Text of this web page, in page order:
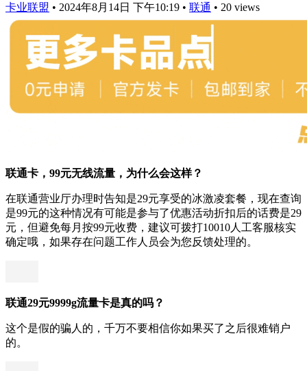
卡业联盟 • 2024年8月14日 下午10:19 • 联通 • 20 views
联通卡，99元无线流量，为什么会这样？
在联通营业厅办理时告知是29元享受的冰激凌套餐，现在查询
是99元的这种情况有可能是参与了优惠活动折扣后的话费是29
元，但避免每月按99元收费，建议可拨打10010人工客服核实
确定哦，如果存在问题工作人员会为您反馈处理的。
联通29元9999g流量卡是真的吗？
这个是假的骗人的，千万不要相信你如果买了之后很难销户
的。